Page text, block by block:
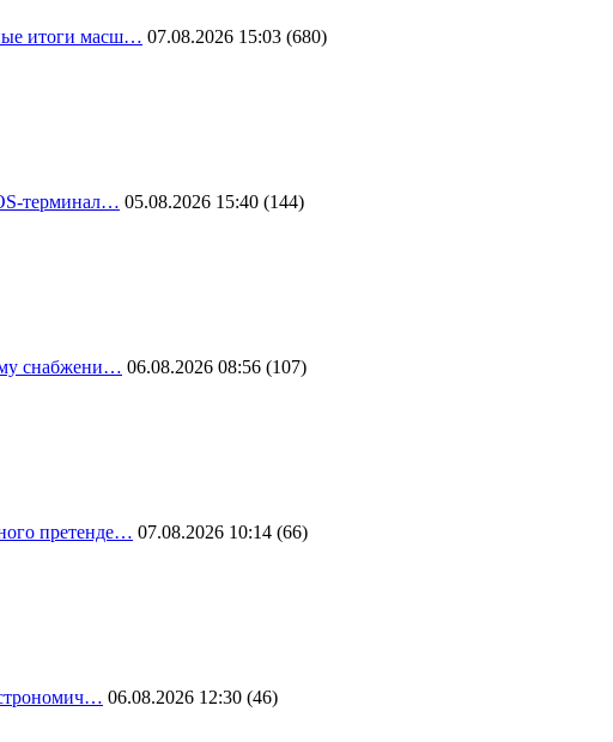
итоги масш… 07.08.2026 15:03 (680)
терминал… 05.08.2026 15:40 (144)
снабжени… 06.08.2026 08:56 (107)
претенде… 07.08.2026 10:14 (66)
06.08.2026 12:30 (46)